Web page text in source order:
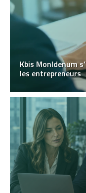
Kbis MonIdenum
les entrepreneurs